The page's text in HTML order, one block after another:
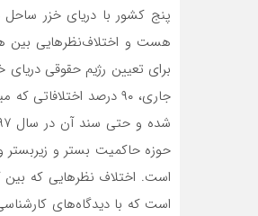
پنج کشور با دریای خزر
هست و اختلاف‌نظرهایی بین
برای تعیین رژیم حقوقی
جاری، ۹۰ درصد
حوزه حاکمیت بستر و
است. اختلاف نظرهایی که
است که با دیدگاه‌های